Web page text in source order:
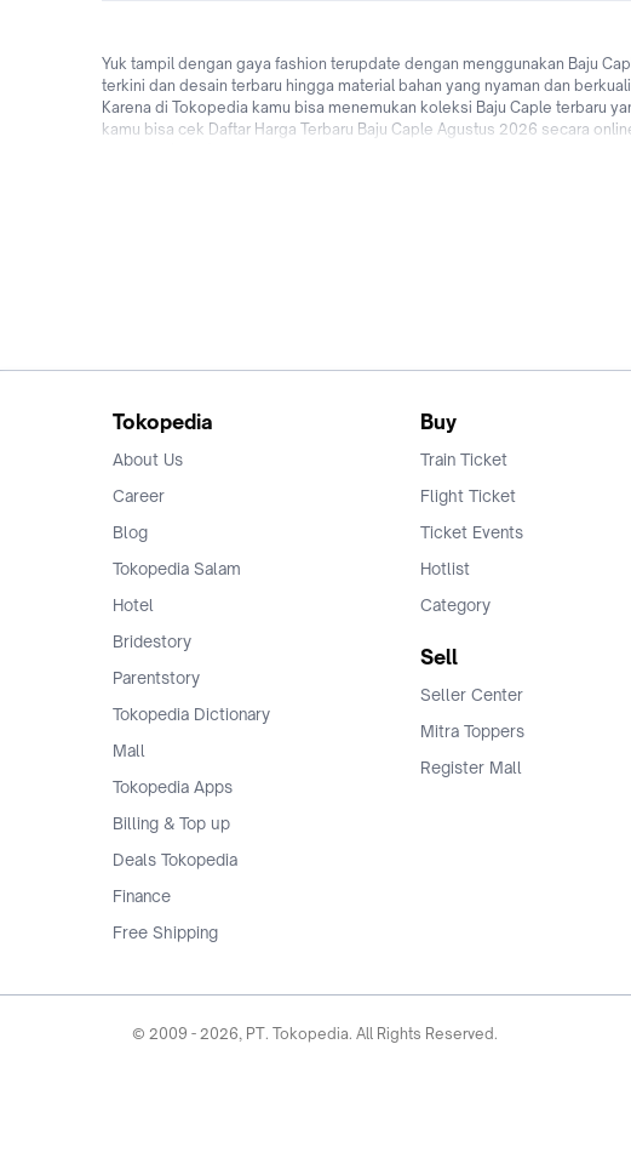
Yuk tampil dengan gaya fashion terupdate dengan menggunakan Baju
terkini dan desain terbaru hingga material bahan yang nyaman dan
Karena di Tokopedia kamu bisa menemukan koleksi Baju Caple terbaru
kamu bisa cek Daftar Harga Terbaru Baju Caple Agustus 2026 secara
ditempat (COD), cicilan 0% dari berbagai bank di Indonesia hingga
terbaru dengan beli Baju Caple terbaik online di Tokopedia! Jual & beli
Tokopedia
About Us
Career
Blog
Tokopedia Salam
Hotel
Bridestory
Parentstory
Tokopedia Dictionary
Mall
Tokopedia Apps
Billing & Top up
Deals Tokopedia
Finance
Free Shipping
Buy
Train Ticket
Flight Ticket
Ticket Events
Hotlist
Category
Sell
Seller Center
Mitra Toppers
Register Mall
© 2009 - 2026, PT. Tokopedia. All Rights Reserved.